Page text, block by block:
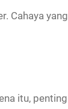
Cahaya
itu,